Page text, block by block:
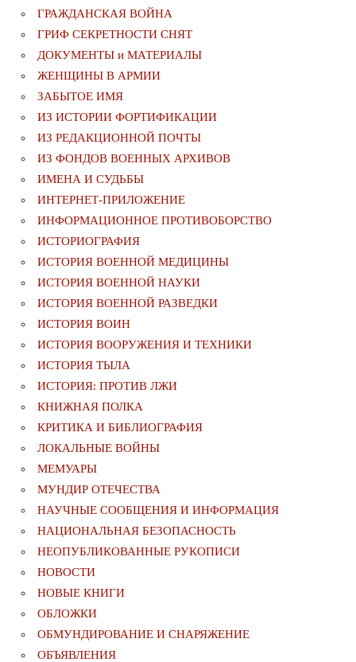
ГРАЖДАНСКАЯ ВОЙНА
ГРИФ СЕКРЕТНОСТИ СНЯТ
ДОКУМЕНТЫ и МАТЕРИАЛЫ
ЖЕНЩИНЫ В АРМИИ
ЗАБЫТОЕ ИМЯ
ИЗ ИСТОРИИ ФОРТИФИКАЦИИ
ИЗ РЕДАКЦИОННОЙ ПОЧТЫ
ИЗ ФОНДОВ ВОЕННЫХ АРХИВОВ
ИМЕНА И СУДЬБЫ
ИНТЕРНЕТ-ПРИЛОЖЕНИЕ
ИНФОРМАЦИОННОЕ ПРОТИВОБОРСТВО
ИСТОРИОГРАФИЯ
ИСТОРИЯ ВОЕННОЙ МЕДИЦИНЫ
ИСТОРИЯ ВОЕННОЙ НАУКИ
ИСТОРИЯ ВОЕННОЙ РАЗВЕДКИ
ИСТОРИЯ ВОИН
ИСТОРИЯ ВООРУЖЕНИЯ И ТЕХНИКИ
ИСТОРИЯ ТЫЛА
ИСТОРИЯ: ПРОТИВ ЛЖИ
КНИЖНАЯ ПОЛКА
КРИТИКА И БИБЛИОГРАФИЯ
ЛОКАЛЬНЫЕ ВОЙНЫ
МЕМУАРЫ
МУНДИР ОТЕЧЕСТВА
НАУЧНЫЕ СООБЩЕНИЯ И ИНФОРМАЦИЯ
НАЦИОНАЛЬНАЯ БЕЗОПАСНОСТЬ
НЕОПУБЛИКОВАННЫЕ РУКОПИСИ
НОВОСТИ
НОВЫЕ КНИГИ
ОБЛОЖКИ
ОБМУНДИРОВАНИЕ И СНАРЯЖЕНИЕ
ОБЪЯВЛЕНИЯ